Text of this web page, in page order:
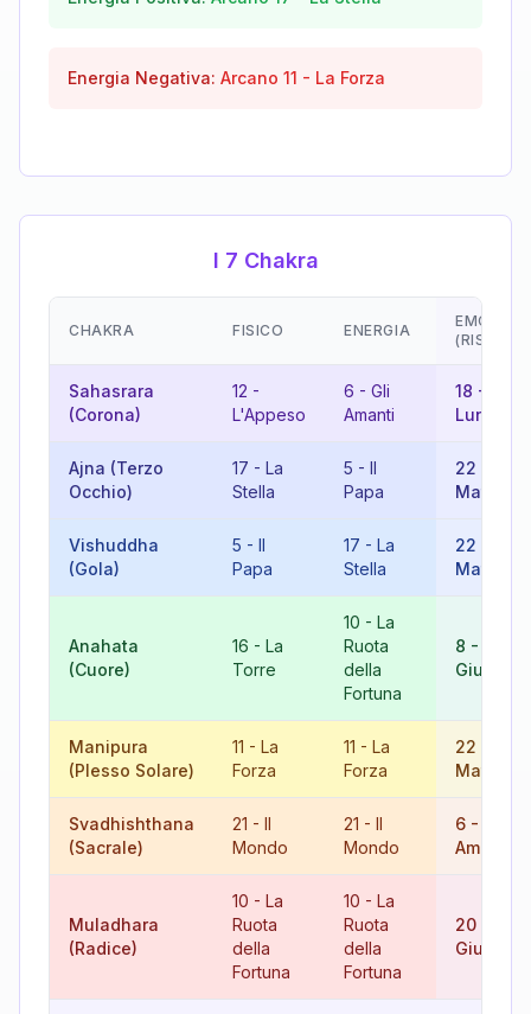
Energia Negativa: Arcano 11 - La Forza
I 7 Chakra
CHAKRA FISICO ENERGIA
Sahasrara
(Corona)
12 -
L'Appeso
6 - Gli
Amanti
18 -
Luna
Ajna (Terzo
Occhio)
17 - La
Stella
5 - Il
Papa
22
Matto
Vishuddha
(Gola)
5 - Il
Papa
17 - La
Stella
22
Matto
Anahata
(Cuore)
16 - La
Torre
10 - La
Ruota
della
Fortuna
8 -
Giustizia
Manipura
(Plesso Solare)
11 - La
Forza
11 - La
Forza
22
Matto
Svadhishthana
(Sacrale)
21 - Il
Mondo
21 - Il
Mondo
6 -
Amanti
Muladhara
(Radice)
10 - La
Ruota
della
Fortuna
10 - La
Ruota
della
Fortuna
20
Giudizio